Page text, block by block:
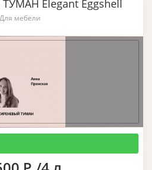
Elegant Eggshell
Для мебели